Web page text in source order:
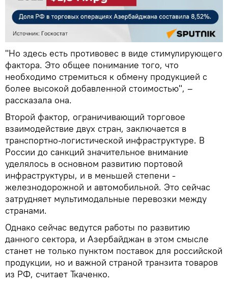
"Но здесь есть противовес в виде стимулирующего
фактора. Это общее понимание того, что
необходимо стремиться к обмену продукцией с
более высокой добавленной стоимостью", –
рассказала она.
Второй фактор, ограничивающий торговое
взаимодействие двух стран, заключается в
транспортно-логистической инфраструктуре. В
России до санкций значительное внимание
уделялось в основном развитию портовой
инфраструктуры, и в меньшей степени -
железнодорожной и автомобильной. Это сейчас
затрудняет мультимодальные перевозки между
странами.
Однако сейчас ведутся работы по развитию
данного сектора, и Азербайджан в этом смысле
станет не только пунктом поставок для российской
продукции, но и важной страной транзита товаров
из РФ, считает Ткаченко.